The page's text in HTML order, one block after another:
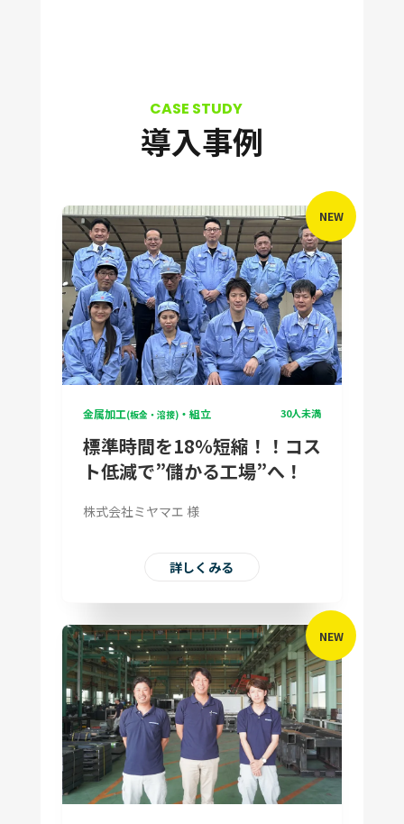
導入事例
NEW
金属加工(板金・溶接)・組立 30人未満
標準時間を18％短縮！！コス
ト低減で”儲かる工場”へ！
株式会社ミヤマエ 様
詳しくみる
NEW